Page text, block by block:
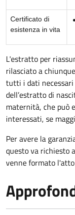
Certificato di
esistenza in vita
L'estratto per
rilasciato a
tutti i dati necessari
dell’estratto di
maternità, che può
interessati, se
Per avere la
questo va richiesto
venne formato